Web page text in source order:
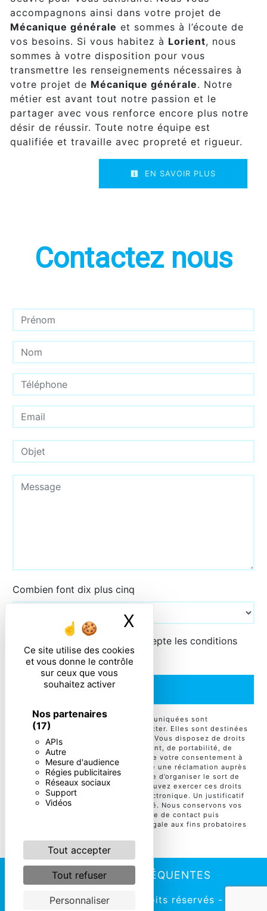
Ce site utilise des cookies
et vous donne le contrôle
sur ceux que vous
souhaitez activer
Nos partenaires
(17)
APIs
Autre
Mesure d'audience
Régies publicitaires
Réseaux sociaux
Support
Vidéos
Tout accepter
Tout refuser
Personnaliser
X Masquer le
accompagnons ainsi dans votre projet de
Mécanique générale et sommes à l’écoute de
vos besoins. Si vous habitez à Lorient, nous
sommes à votre disposition pour vous
transmettre les renseignements nécessaires à
votre projet de Mécanique générale. Notre
métier est avant tout notre passion et le
partager avec vous renforce encore plus notre
désir de réussir. Toute notre équipe est
qualifiée et travaille avec propreté et rigueur.
EN SAVOIR PLUS
Contactez nous
Combien font dix plus cinq
En cochant cette case, j'accepte les conditions
particulières ci-dessous **
ENVOYER
** Les données personnelles communiquées sont
nécessaires aux fins de vous contacter. Elles sont destinées
à l'entreprise et ses sous-traitants. Vous disposez de droits
d’accès, de rectification, d’effacement, de portabilité, de
limitation, d’opposition, de retrait de votre consentement à
tout moment et du droit d’introduire une réclamation auprès
d’une autorité de contrôle, ainsi que d’organiser le sort de
vos données post-mortem. Vous pouvez exercer ces droits
par voie postale ou par courrier électronique. Un justificatif
d'identité pourra vous être demandé. Nous conservons vos
données pendant la période de prise de contact puis
pendant la durée de prescription légale aux fins probatoires
RECHERCHES FRÉQUENTES
Vistalid- 2026 - Tous droits réservés -